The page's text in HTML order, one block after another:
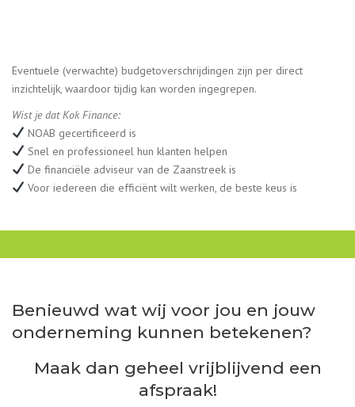
Eventuele (verwachte) budgetoverschrijdingen zijn per direct
inzichtelijk, waardoor tijdig kan worden ingegrepen.
Wist je dat Kok Finance:
NOAB gecertificeerd is
Snel en professioneel hun klanten helpen
De financiële adviseur van de Zaanstreek is
Voor iedereen die efficiënt wilt werken, de beste keus is
Benieuwd wat wij voor jou en jouw
onderneming kunnen betekenen?
Maak dan geheel vrijblijvend een
afspraak!